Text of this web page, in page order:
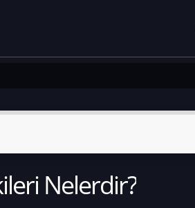
Nelerdir?